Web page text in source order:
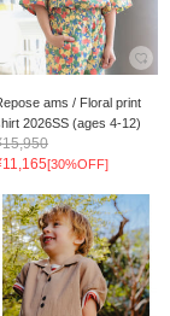
ams / Floral print
2026SS (ages 4-12)
[30%OFF]